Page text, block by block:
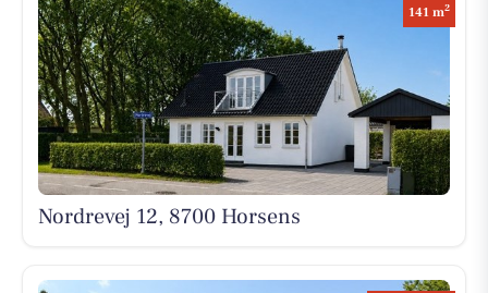
141 m2
Nordrevej 12, 8700 Horsens